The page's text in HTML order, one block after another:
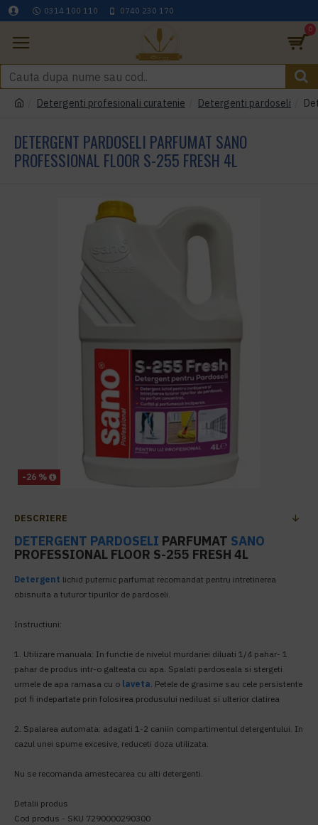
0314 100 110 0740 230 170
0
Detergenti profesionali curatenie Detergenti pardoseli
DETERGENT PARDOSELI PARFUMAT SANO
PROFESSIONAL FLOOR S-255 FRESH 4L
-26 %
DESCRIERE
DETERGENT PARDOSELI PARFUMAT SANO
PROFESSIONAL FLOOR S-255 FRESH 4L
Detergent lichid puternic parfumat recomandat pentru intretinerea
obisnuita a tuturor tipurilor de pardoseli.
Instructiuni:
1. Utilizare manuala: In functie de nivelul murdariei diluati 1/4 pahar- 1
pahar de produs intr-o galteata cu apa. Spalati pardoseala si stergeti
urmele de apa ramasa cu o laveta. Petele de grasime sau cele persistente
pot fi indepartate prin folosirea produsului nediluat si ulterior clatirea
2. Spalarea automata: adagati 1-2 caniin compartimentul detergentului. In
cazul unei spume excesive, reduceti doza utilizata.
Nu se recomanda amestecarea cu alti detergenti.
Detalii produs
Cod produs - SKU 7290000290300